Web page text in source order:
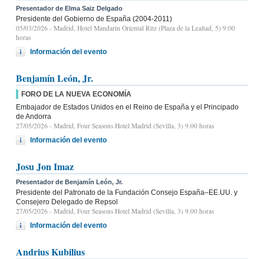
Presentador de Elma Saiz Delgado
Presidente del Gobierno de España (2004-2011)
05/03/2026 - Madrid, Hotel Mandarin Oriental Ritz (Plaza de la Lealtad, 5) 9:00
horas
Información del evento
Benjamín León, Jr.
FORO DE LA NUEVA ECONOMÍA
Embajador de Estados Unidos en el Reino de España y el Principado
de Andorra
27/05/2026 - Madrid, Four Seasons Hotel Madrid (Sevilla, 3) 9.00 horas
Información del evento
Josu Jon Imaz
Presentador de Benjamín León, Jr.
Presidente del Patronato de la Fundación Consejo España–EE.UU. y
Consejero Delegado de Repsol
27/05/2026 - Madrid, Four Seasons Hotel Madrid (Sevilla, 3) 9.00 horas
Información del evento
Andrius Kubilius